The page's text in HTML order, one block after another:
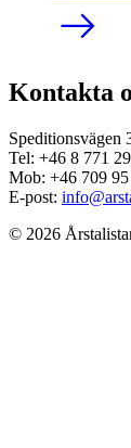
Kontakta
Speditionsvägen
Tel: +46 8 771
Mob: +46 709
E-post:
© 2026